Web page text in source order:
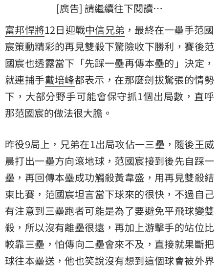
[廣告] 請繼續往下閱讀…
富邦悍將12日迎戰中信兄弟 ，最終在一壘手范國
宸策動精彩的再見雙殺下驚險收下勝利，賽後范
國宸也透露當下「先踩一壘再傳本壘的」決定，
就連捕手戴培峰都表示，在那麼劍拔駑張的情勢
下，大部分野手可能會保守抓1個出局數，直呼
那范國宸的做法很大膽。
昨役9局上，兄弟在1出局攻佔一三壘，隨後王威
晨打出一壘方向滾地球，范國宸接到後先自踩一
壘，再回傳本壘成功觸殺黃韋盛，用再見雙殺結
束比賽，范國宸坦言當下球來的很快，不過自己
有注意到三壘跑者可能是為了要避免平飛球變雙
殺，所以沒有離壘很遠，再加上游擊手的站位比
較靠三壘，怕傳向二壘會來不及，直接就果斷把
球往本壘送，他也笑說沒有想到這個球會被外界